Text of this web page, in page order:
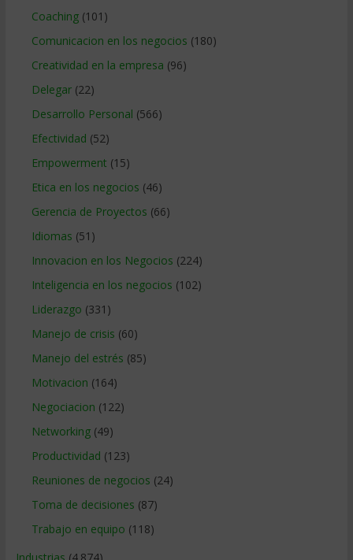
Coaching(101)
Comunicacion en los negocios (180)
Creatividad en la empresa (96)
Delegar(22)
Desarrollo Personal (566)
Efectividad (52)
Empowerment (15)
Etica en los negocios (46)
Gerencia de Proyectos (66)
Idiomas (51)
Innovacion en los Negocios (224)
Inteligencia en los negocios (102)
Liderazgo (331)
Manejo de crisis (60)
Manejo del estrés (85)
Motivacion (164)
Negociacion (122)
Networking(49)
Productividad (123)
Reuniones de negocios (24)
Toma de decisiones (87)
Trabajo en equipo (118)